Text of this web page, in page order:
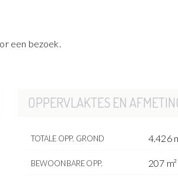
een bezoek.
OPPERVLAKTES EN
TOTALE OPP. GROND 4.426
BEWOONBARE OPP. 207 m²